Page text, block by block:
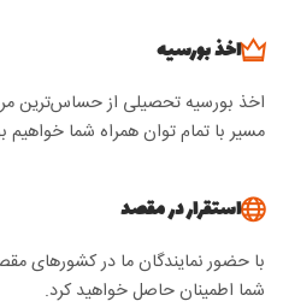
اخذ بورسیه
اخذ بورسیه تحصیلی از حساس‌ترین
مسیر با تمام توان همراه شما خواهیم
استقرار در مقصد
با حضور نمایندگان ما در کشورهای
شما اطمینان حاصل خواهید کرد.